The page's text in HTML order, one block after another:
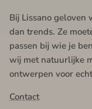
Bij Lissano geloven
dan trends. Ze
passen bij wie je
wij met natuurlijke
ontwerpen voor
Contact